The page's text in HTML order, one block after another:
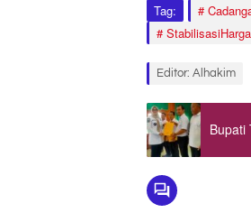
Tag:
StabilisasiHarga
Editor: Alhakim
Bupati